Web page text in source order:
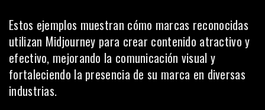
Estos ejemplos muestran cómo marcas reconocidas
utilizan Midjourney para crear contenido atractivo y
efectivo, mejorando la comunicación visual y
fortaleciendo la presencia de su marca en diversas
industrias.